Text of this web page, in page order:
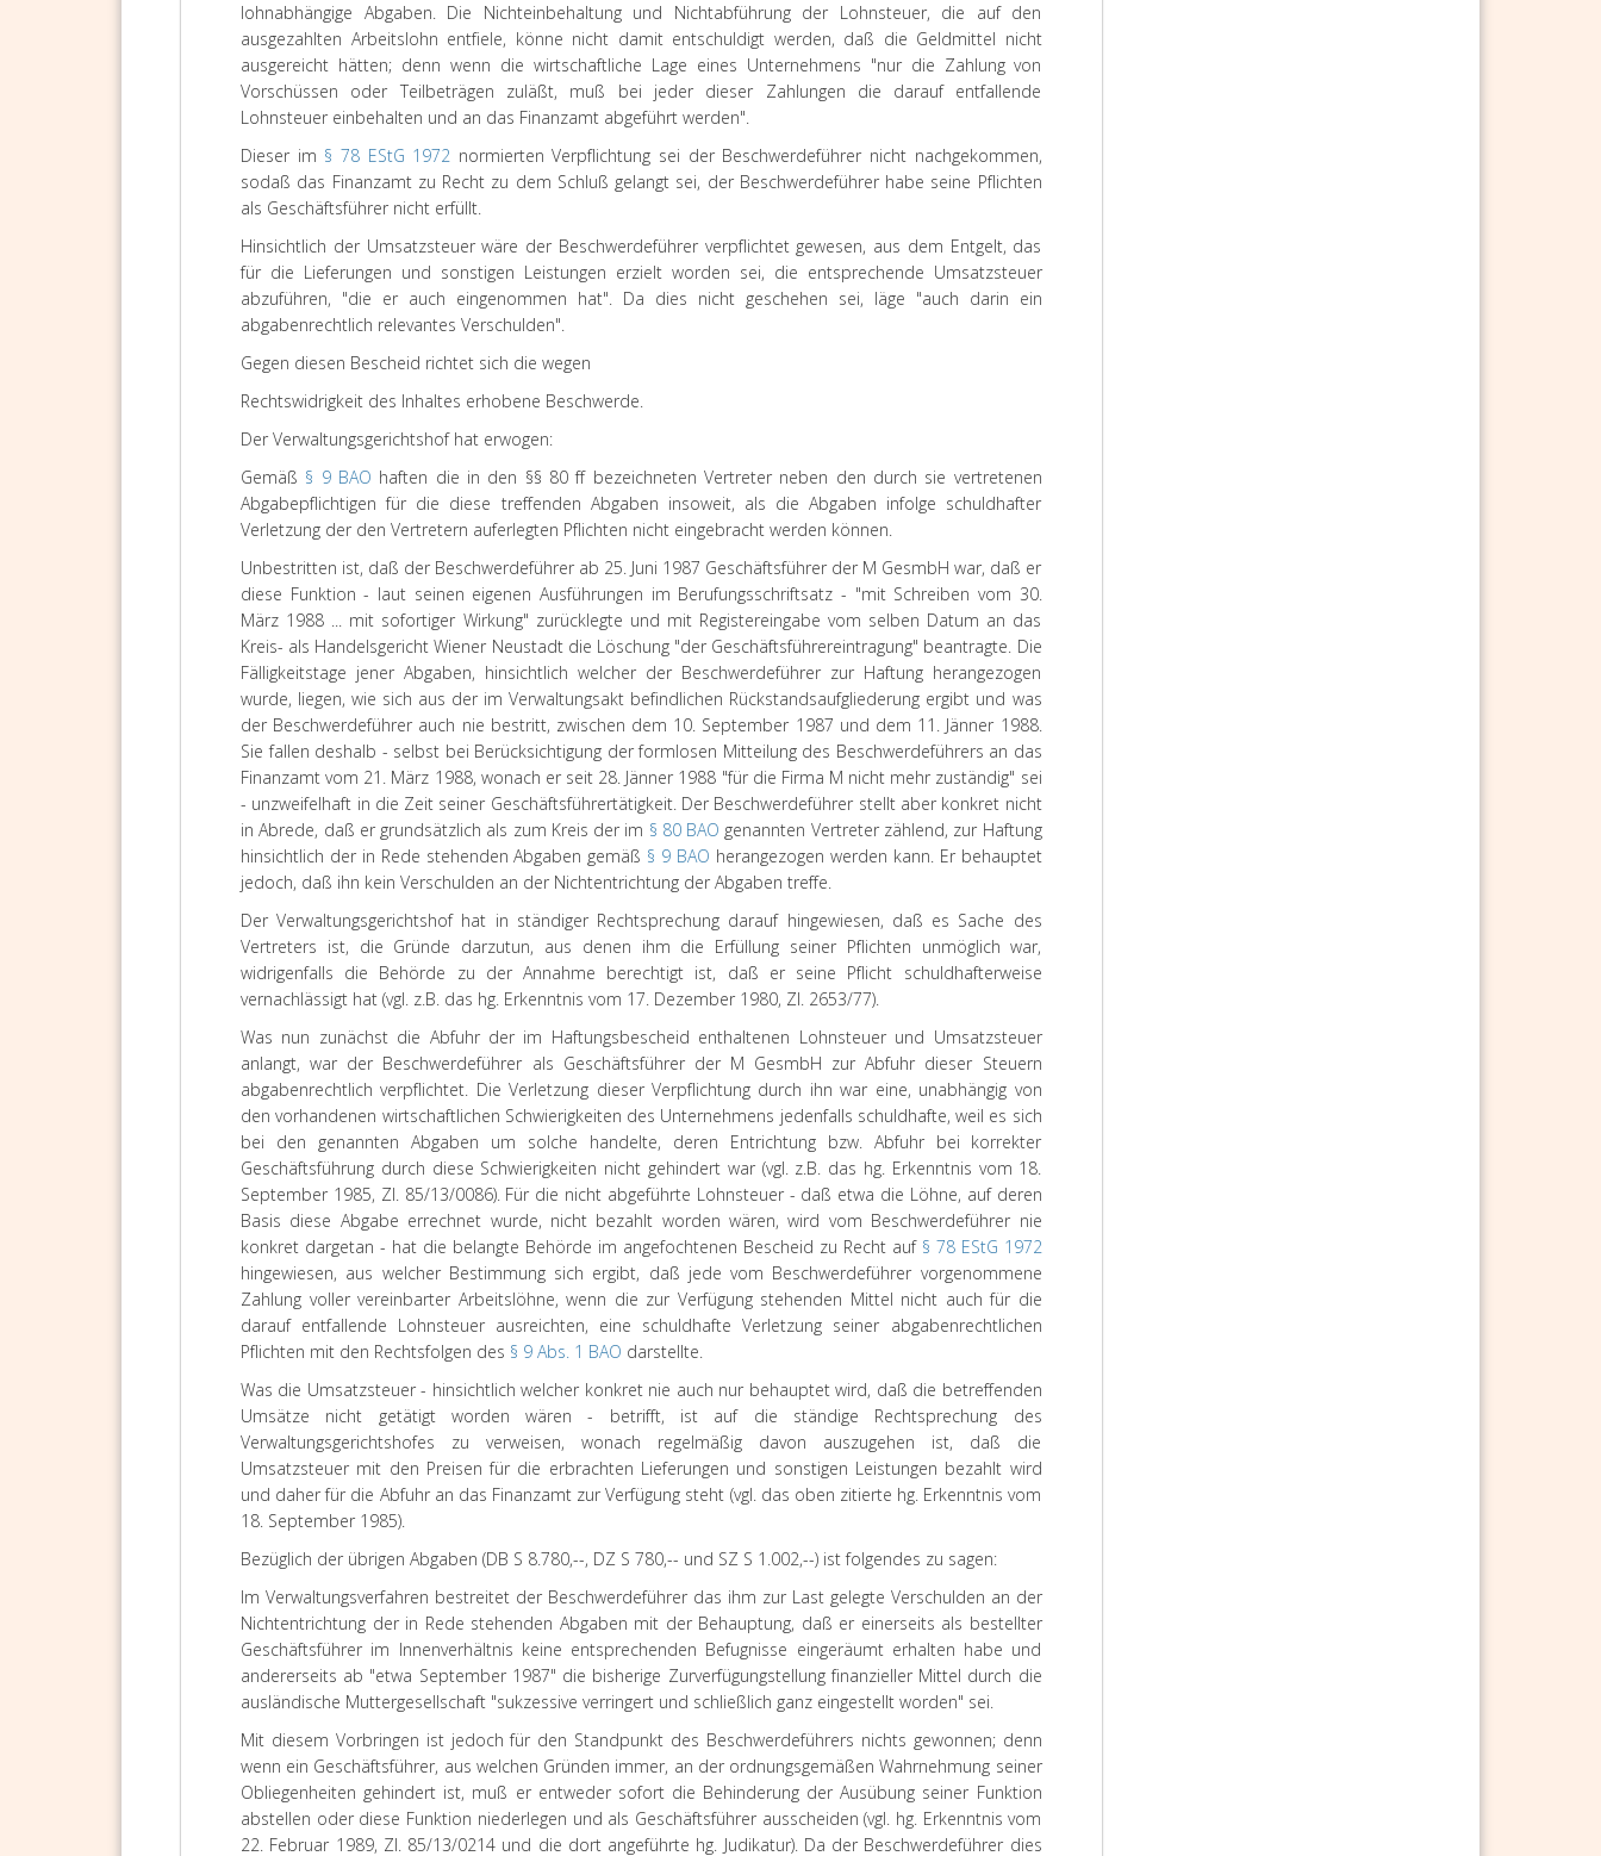
lohnabhängige Abgaben. Die Nichteinbehaltung und Nichtabführung der Lohnsteuer, die auf den
ausgezahlten Arbeitslohn entfiele, könne nicht damit entschuldigt werden, daß die Geldmittel nicht
ausgereicht hätten; denn wenn die wirtschaftliche Lage eines Unternehmens "nur die Zahlung von
Vorschüssen oder Teilbeträgen zuläßt, muß bei jeder dieser Zahlungen die darauf entfallende
Lohnsteuer einbehalten und an das Finanzamt abgeführt werden".
Dieser im § 78 EStG 1972 normierten Verpflichtung sei der Beschwerdeführer nicht nachgekommen,
sodaß das Finanzamt zu Recht zu dem Schluß gelangt sei, der Beschwerdeführer habe seine Pflichten
als Geschäftsführer nicht erfüllt.
Hinsichtlich der Umsatzsteuer wäre der Beschwerdeführer verpflichtet gewesen, aus dem Entgelt, das
für die Lieferungen und sonstigen Leistungen erzielt worden sei, die entsprechende Umsatzsteuer
abzuführen, "die er auch eingenommen hat". Da dies nicht geschehen sei, läge "auch darin ein
abgabenrechtlich relevantes Verschulden".
Gegen diesen Bescheid richtet sich die wegen
Rechtswidrigkeit des Inhaltes erhobene Beschwerde.
Der Verwaltungsgerichtshof hat erwogen:
Gemäß § 9 BAO haften die in den §§ 80 ff bezeichneten Vertreter neben den durch sie vertretenen
Abgabepflichtigen für die diese treffenden Abgaben insoweit, als die Abgaben infolge schuldhafter
Verletzung der den Vertretern auferlegten Pflichten nicht eingebracht werden können.
Unbestritten ist, daß der Beschwerdeführer ab 25. Juni 1987 Geschäftsführer der M GesmbH war, daß er
diese Funktion - laut seinen eigenen Ausführungen im Berufungsschriftsatz - "mit Schreiben vom 30.
März 1988 ... mit sofortiger Wirkung" zurücklegte und mit Registereingabe vom selben Datum an das
Kreis- als Handelsgericht Wiener Neustadt die Löschung "der Geschäftsführereintragung" beantragte. Die
Fälligkeitstage jener Abgaben, hinsichtlich welcher der Beschwerdeführer zur Haftung herangezogen
wurde, liegen, wie sich aus der im Verwaltungsakt befindlichen Rückstandsaufgliederung ergibt und was
der Beschwerdeführer auch nie bestritt, zwischen dem 10. September 1987 und dem 11. Jänner 1988.
Sie fallen deshalb - selbst bei Berücksichtigung der formlosen Mitteilung des Beschwerdeführers an das
Finanzamt vom 21. März 1988, wonach er seit 28. Jänner 1988 "für die Firma M nicht mehr zuständig" sei
- unzweifelhaft in die Zeit seiner Geschäftsführertätigkeit. Der Beschwerdeführer stellt aber konkret nicht
in Abrede, daß er grundsätzlich als zum Kreis der im § 80 BAO genannten Vertreter zählend, zur Haftung
hinsichtlich der in Rede stehenden Abgaben gemäß § 9 BAO herangezogen werden kann. Er behauptet
jedoch, daß ihn kein Verschulden an der Nichtentrichtung der Abgaben treffe.
Der Verwaltungsgerichtshof hat in ständiger Rechtsprechung darauf hingewiesen, daß es Sache des
Vertreters ist, die Gründe darzutun, aus denen ihm die Erfüllung seiner Pflichten unmöglich war,
widrigenfalls die Behörde zu der Annahme berechtigt ist, daß er seine Pflicht schuldhafterweise
vernachlässigt hat (vgl. z.B. das hg. Erkenntnis vom 17. Dezember 1980, Zl. 2653/77).
Was nun zunächst die Abfuhr der im Haftungsbescheid enthaltenen Lohnsteuer und Umsatzsteuer
anlangt, war der Beschwerdeführer als Geschäftsführer der M GesmbH zur Abfuhr dieser Steuern
abgabenrechtlich verpflichtet. Die Verletzung dieser Verpflichtung durch ihn war eine, unabhängig von
den vorhandenen wirtschaftlichen Schwierigkeiten des Unternehmens jedenfalls schuldhafte, weil es sich
bei den genannten Abgaben um solche handelte, deren Entrichtung bzw. Abfuhr bei korrekter
Geschäftsführung durch diese Schwierigkeiten nicht gehindert war (vgl. z.B. das hg. Erkenntnis vom 18.
September 1985, Zl. 85/13/0086). Für die nicht abgeführte Lohnsteuer - daß etwa die Löhne, auf deren
Basis diese Abgabe errechnet wurde, nicht bezahlt worden wären, wird vom Beschwerdeführer nie
konkret dargetan - hat die belangte Behörde im angefochtenen Bescheid zu Recht auf § 78 EStG 1972
hingewiesen, aus welcher Bestimmung sich ergibt, daß jede vom Beschwerdeführer vorgenommene
Zahlung voller vereinbarter Arbeitslöhne, wenn die zur Verfügung stehenden Mittel nicht auch für die
darauf entfallende Lohnsteuer ausreichten, eine schuldhafte Verletzung seiner abgabenrechtlichen
Pflichten mit den Rechtsfolgen des § 9 Abs. 1 BAO darstellte.
Was die Umsatzsteuer - hinsichtlich welcher konkret nie auch nur behauptet wird, daß die betreffenden
Umsätze nicht getätigt worden wären - betrifft, ist auf die ständige Rechtsprechung des
Verwaltungsgerichtshofes zu verweisen, wonach regelmäßig davon auszugehen ist, daß die
Umsatzsteuer mit den Preisen für die erbrachten Lieferungen und sonstigen Leistungen bezahlt wird
und daher für die Abfuhr an das Finanzamt zur Verfügung steht (vgl. das oben zitierte hg. Erkenntnis vom
18. September 1985).
Bezüglich der übrigen Abgaben (DB S 8.780,--, DZ S 780,-- und SZ S 1.002,--) ist folgendes zu sagen:
Im Verwaltungsverfahren bestreitet der Beschwerdeführer das ihm zur Last gelegte Verschulden an der
Nichtentrichtung der in Rede stehenden Abgaben mit der Behauptung, daß er einerseits als bestellter
Geschäftsführer im Innenverhältnis keine entsprechenden Befugnisse eingeräumt erhalten habe und
andererseits ab "etwa September 1987" die bisherige Zurverfügungstellung finanzieller Mittel durch die
ausländische Muttergesellschaft "sukzessive verringert und schließlich ganz eingestellt worden" sei.
Mit diesem Vorbringen ist jedoch für den Standpunkt des Beschwerdeführers nichts gewonnen; denn
wenn ein Geschäftsführer, aus welchen Gründen immer, an der ordnungsgemäßen Wahrnehmung seiner
Obliegenheiten gehindert ist, muß er entweder sofort die Behinderung der Ausübung seiner Funktion
abstellen oder diese Funktion niederlegen und als Geschäftsführer ausscheiden (vgl. hg. Erkenntnis vom
22. Februar 1989, Zl. 85/13/0214 und die dort angeführte hg. Judikatur). Da der Beschwerdeführer dies